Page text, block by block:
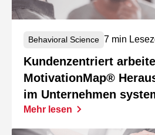
Behavioral Science 7 min
Kundenzentriert
MotivationMap®
im Unternehmen
Mehr lesen